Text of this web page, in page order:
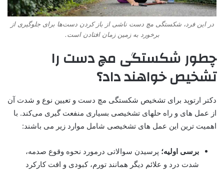
در این فرد، شکستگی مچ دست ناشی از باز کردن دست‌ها برای جلوگیری از
برخورد به زمین زمان افتادن است.
چطور شکستگی مچ دست را
تشخیص خواهند داد؟
دکتر ارتوپد برای تشخیص شکستگی مچ دست و تعیین نوع و شدت آن
از عمل های و راه حلهای تشخیصی بسیاری منفعت گیری می‌کند. با
اهمیت ترین این عمل های تشخیصی شامل موارد زیر می باشند:
برسی اولیه؛ پرسیدن سوالاتی درمورد نحوه وقوع صدمه،
شدت درد و علائم دیگر همانند تورم، کبودی و افت کارکرد